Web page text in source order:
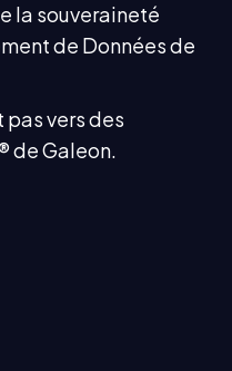
la souveraineté
de Données de
vers des
de Galeon.